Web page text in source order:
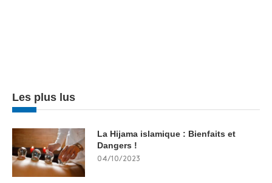
Les plus lus
La Hijama islamique : Bienfaits et
Dangers !
04/10/2023